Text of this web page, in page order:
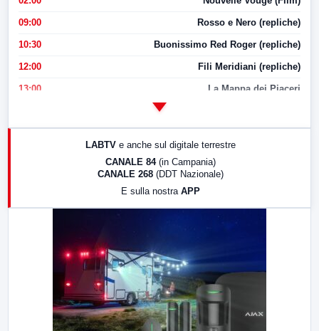
09:00 Rosso e Nero (repliche)
10:30 Buonissimo Red Roger (repliche)
12:00 Fili Meridiani (repliche)
13:00 La Mappa dei Piaceri
LABTV e anche sul digitale terrestre
CANALE 84 (in Campania)
CANALE 268 (DDT Nazionale)
E sulla nostra APP